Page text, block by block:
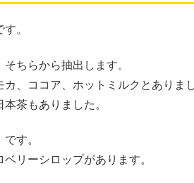
。
ちらから抽出します。
、ココア、ホットミルクとありまし
茶もありました。
す。
リーシロップがあります。